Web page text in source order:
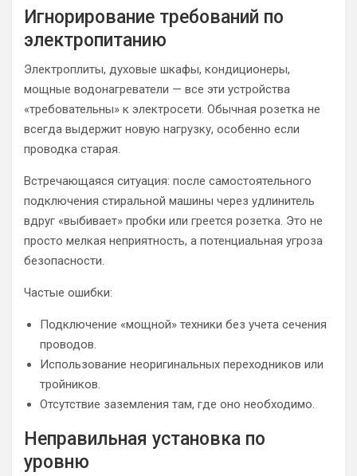
Игнорирование требований по
электропитанию
Электроплиты, духовые шкафы, кондиционеры,
мощные водонагреватели — все эти устройства
«требовательны» к электросети. Обычная розетка не
всегда выдержит новую нагрузку, особенно если
проводка старая.
Встречающаяся ситуация: после самостоятельного
подключения стиральной машины через удлинитель
вдруг «выбивает» пробки или греется розетка. Это не
просто мелкая неприятность, а потенциальная угроза
безопасности.
Частые ошибки:
Подключение «мощной» техники без учета сечения
проводов.
Использование неоригинальных переходников или
тройников.
Отсутствие заземления там, где оно необходимо.
Неправильная установка по
уровню